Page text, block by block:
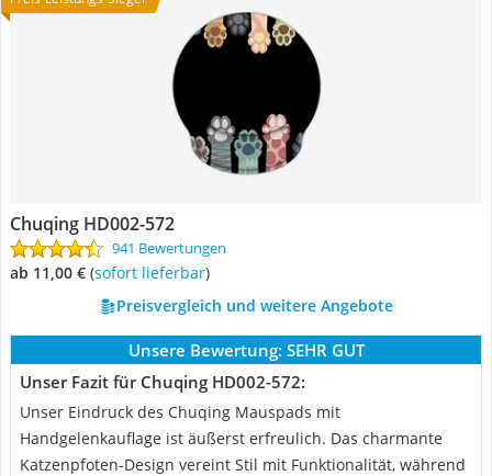
Chuqing HD002-572
941 Bewertungen
ab 11,00 € ( Sofort lieferbar)
Preisvergleich und weitere Angebote
Unsere Bewertung: SEHR GUT
Unser Fazit für Chuqing HD002-572:
Unser Eindruck des Chuqing Mauspads mit
Handgelenkauflage ist äußerst erfreulich. Das charmante
Katzenpfoten-Design vereint Stil mit Funktionalität, während